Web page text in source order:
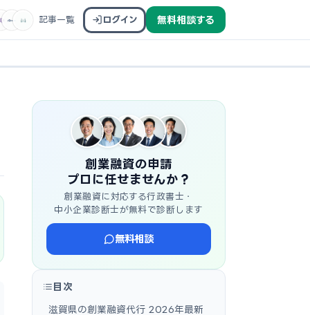
記事一覧 ログイン 無料相談する
創業融資の申請
プロに任せませんか？
創業融資に対応する行政書士・
中小企業診断士が無料で診断します
無料相談
目次
滋賀県の創業融資代行 2026年最新